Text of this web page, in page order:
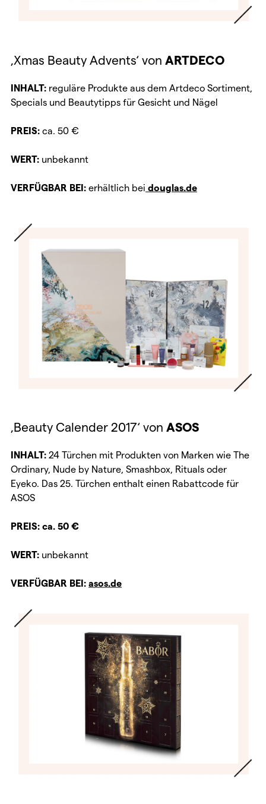
‚Xmas Beauty Advents‘ von ARTDECO
INHALT: reguläre Produkte aus dem Artdeco Sortiment,
Specials und Beautytipps für Gesicht und Nägel
PREIS: ca. 50 €
WERT: unbekannt
VERFÜGBAR BEI: erhältlich bei douglas.de
‚Beauty Calender 2017‘ von ASOS
INHALT: 24 Türchen mit Produkten von Marken wie The
Ordinary, Nude by Nature, Smashbox, Rituals oder
Eyeko. Das 25. Türchen enthalt einen Rabattcode für
ASOS
PREIS: ca. 50 €
WERT: unbekannt
VERFÜGBAR BEI: asos.de